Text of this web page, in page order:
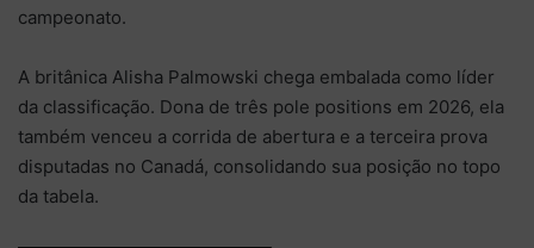
campeonato.
A britânica Alisha Palmowski chega embalada como líder
da classificação. Dona de três pole positions em 2026, ela
também venceu a corrida de abertura e a terceira prova
disputadas no Canadá, consolidando sua posição no topo
da tabela.